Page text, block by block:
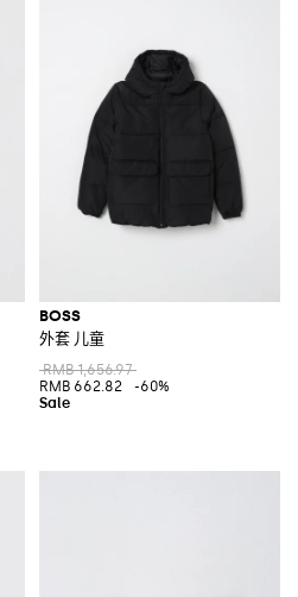
BOSS
外套 儿童
RMB 1,656.97
RMB 662.82
-60%